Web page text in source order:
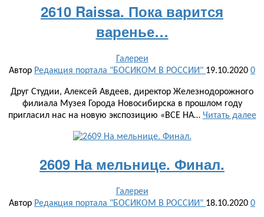
2610 Raissa. Пока варится
варенье…
Галереи
Автор Редакция портала "БОСИКОМ В РОССИИ" 19.10.2020 0
Друг Студии, Алексей Авдеев, директор Железнодорожного
филиала Музея Города Новосибирска в прошлом году
пригласил нас на новую экспозицию «ВСЕ НА… Читать далее
2609 На мельнице. Финал.
Галереи
Автор Редакция портала "БОСИКОМ В РОССИИ" 18.10.2020 0